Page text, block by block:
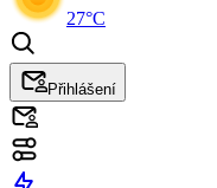
27°C
Přihlášení